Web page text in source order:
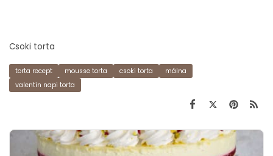
Csoki torta
torta recept mousse torta csoki torta
málna
valentin napi torta